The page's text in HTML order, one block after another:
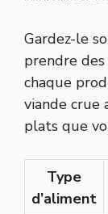
Gardez-le
prendre
chaque
viande crue
plats que
Type
d’aliment